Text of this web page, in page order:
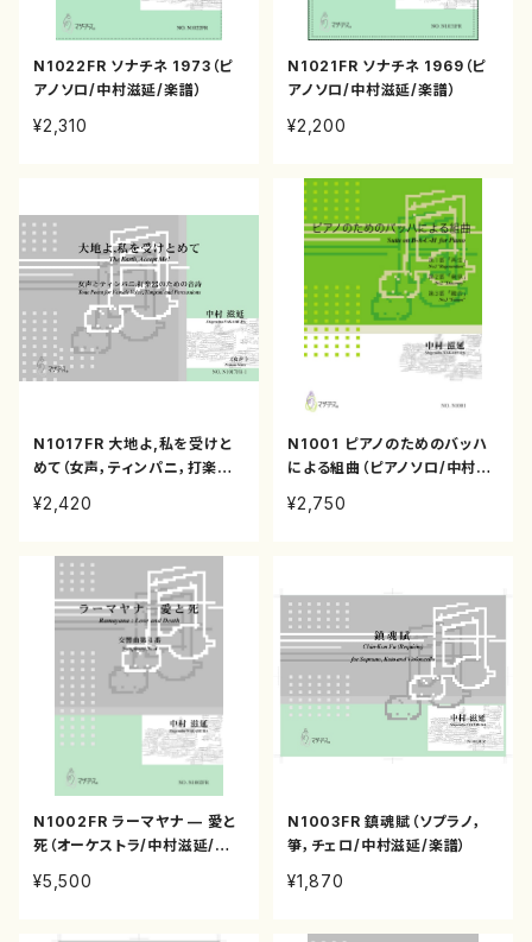
N1022FR ソナチネ 1973（ピ
アノソロ/中村滋延/楽譜）
¥2,310
N1021FR ソナチネ 1969（ピ
アノソロ/中村滋延/楽譜）
¥2,200
N1017FR 大地よ,私を受けと
めて（女声，ティンパニ，打楽器/
¥2,420
N1001 ピアノのためのバッハ
による組曲（ピアノソロ/中村滋
¥2,750
N1002FR ラーマヤナ — 愛と
死（オーケストラ/中村滋延/楽
¥5,500
N1003FR 鎮魂賦（ソプラノ，
箏，チェロ/中村滋延/楽譜）
¥1,870